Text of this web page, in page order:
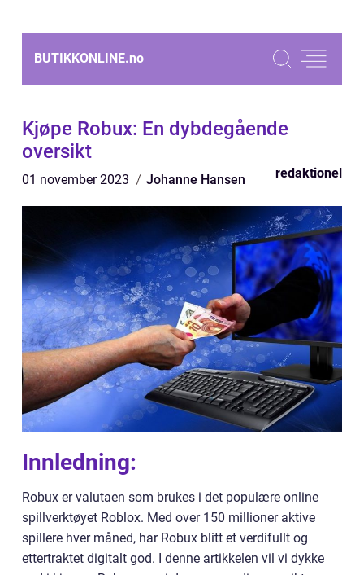
BUTIKKONLINE.no
Kjøpe Robux: En dybdegående
oversikt
01 november 2023 Johanne Hansen redaktionel
Innledning:
Robux er valutaen som brukes i det populære online
spillverktøyet Roblox. Med over 150 millioner aktive
spillere hver måned, har Robux blitt et verdifullt og
ettertraktet digitalt god. I denne artikkelen vil vi dykke